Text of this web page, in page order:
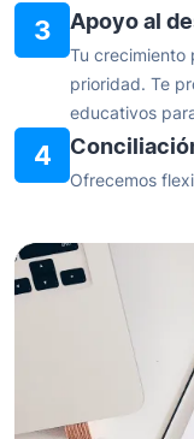
3 Apoyo al
Tu crecimiento
prioridad. Te
educativos
4
Ofrecemos